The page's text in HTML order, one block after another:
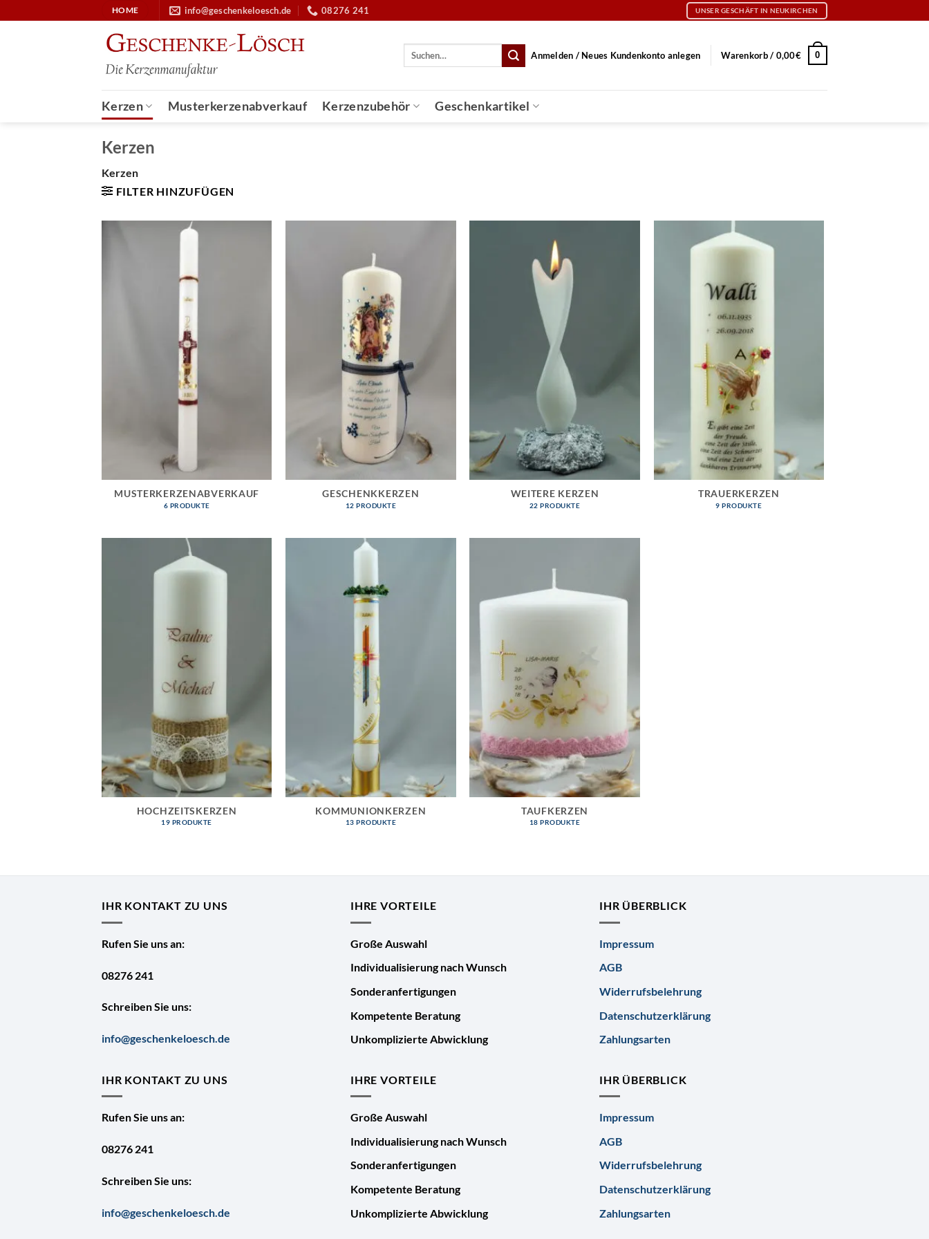
Inhalt
HOME info@geschenkeloesch.de 08276 241 UNSER GESCHÄFT IN NEUKIRCHEN
Suche
Anmelden / Neues Kundenkonto anlegen Warenkorb / 0,00€ 0
Kerzen Musterkerzenabverkauf Kerzenzubehör Geschenkartikel
Kerzen
Kerzen
FILTER HINZUFÜGEN
MUSTERKERZENABVERKAUF
6 PRODUKTE
GESCHENKKERZEN
12 PRODUKTE
WEITERE KERZEN
22 PRODUKTE
TRAUERKERZEN
9 PRODUKTE
HOCHZEITSKERZEN
19 PRODUKTE
KOMMUNIONKERZEN
13 PRODUKTE
TAUFKERZEN
18 PRODUKTE
IHR KONTAKT ZU UNS
Rufen Sie uns an:
08276 241
Schreiben Sie uns:
info@geschenkeloesch.de
IHRE VORTEILE
Große Auswahl
Individualisierung nach Wunsch
Sonderanfertigungen
Kompetente Beratung
Unkomplizierte Abwicklung
IHR ÜBERBLICK
Impressum
AGB
Widerrufsbelehrung
Datenschutzerklärung
Zahlungsarten
IHR KONTAKT ZU UNS
Rufen Sie uns an:
08276 241
Schreiben Sie uns:
info@geschenkeloesch.de
IHRE VORTEILE
Große Auswahl
Individualisierung nach Wunsch
Sonderanfertigungen
Kompetente Beratung
Unkomplizierte Abwicklung
IHR ÜBERBLICK
Impressum
AGB
Widerrufsbelehrung
Datenschutzerklärung
Zahlungsarten